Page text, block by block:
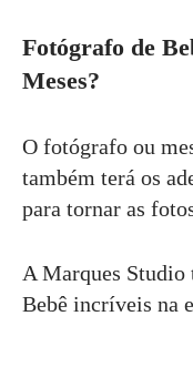
Fotógrafo de
Meses?
O fotógrafo ou
também terá os
para tornar as
A Marques
Bebê incríveis na